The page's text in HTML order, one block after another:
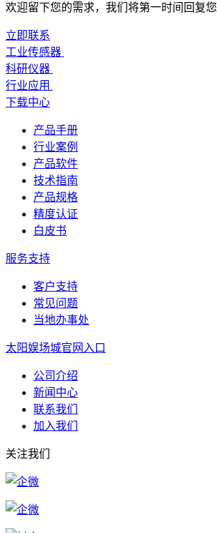
欢迎留下您的需求，我们将第一时间回复您
立即联系
工业传感器
科研仪器
行业应用
下载中心
产品手册
行业案例
产品软件
技术指南
产品规格
精度认证
白皮书
服务支持
客户支持
常见问题
当地办事处
太阳娱场城官网入口
公司介绍
新闻中心
联系我们
加入我们
关注我们